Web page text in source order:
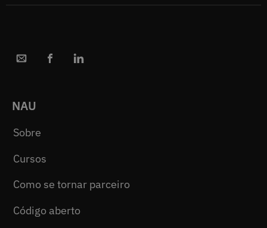
NAU
Sobre
Cursos
Como se tornar parceiro
Código aberto